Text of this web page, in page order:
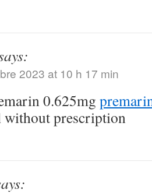
2023 at 10 h 17 min
0.625mg
without prescription